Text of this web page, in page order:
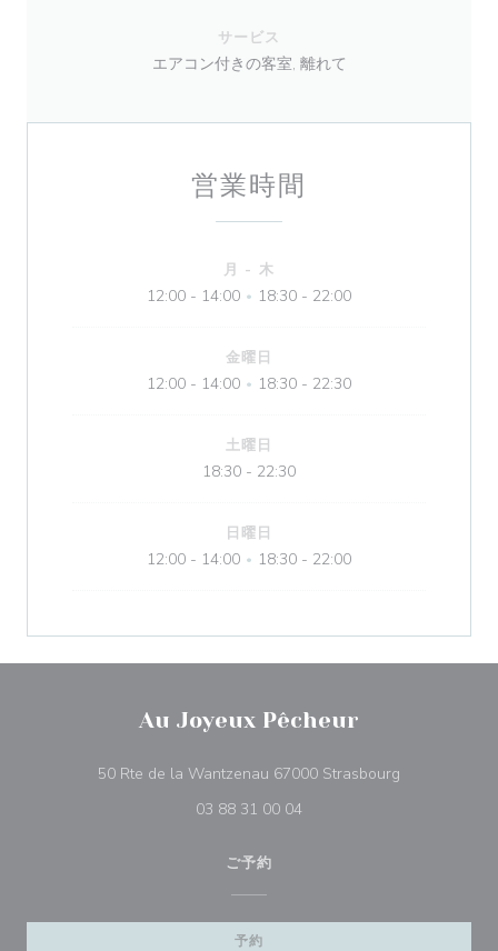
サービス
エアコン付きの客室, 離れて
営業時間
月 - 木
12:00 - 14:00 • 18:30 - 22:00
金曜日
12:00 - 14:00 • 18:30 - 22:30
土曜日
18:30 - 22:30
日曜日
12:00 - 14:00 • 18:30 - 22:00
Au Joyeux Pêcheur
50 Rte de la Wantzenau 67000 Strasbourg
03 88 31 00 04
ご予約
予約